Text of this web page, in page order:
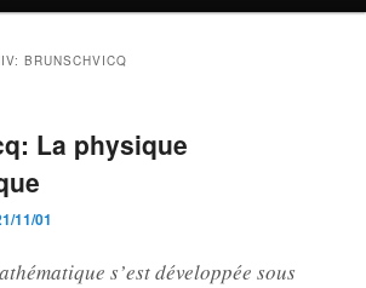
BRUNSCHVICQ
La physique
11/01
s’est développée sous